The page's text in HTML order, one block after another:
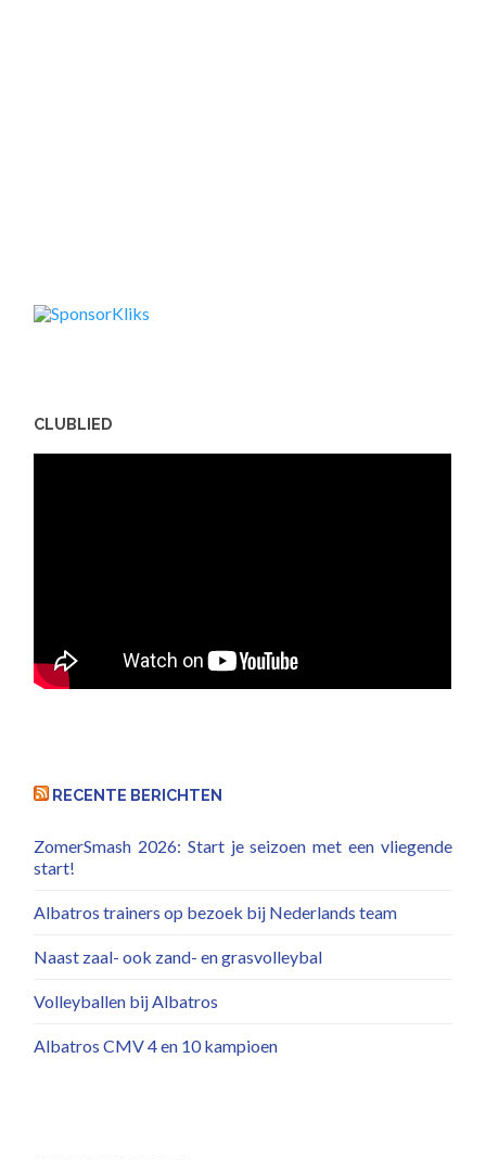
CLUBLIED
RECENTE BERICHTEN
ZomerSmash 2026: Start je seizoen met een vliegende
start!
Albatros trainers op bezoek bij Nederlands team
Naast zaal- ook zand- en grasvolleybal
Volleyballen bij Albatros
Albatros CMV 4 en 10 kampioen